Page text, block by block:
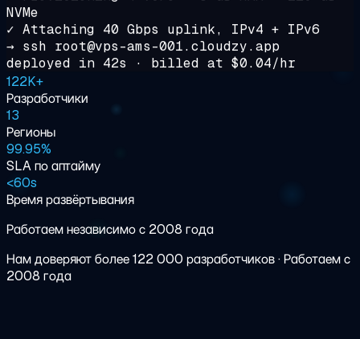
NVMe
✓ Attaching 40 Gbps uplink, IPv4 + IPv6
→ ssh root@vps-ams-001.cloudzy.app
deployed in 42s · billed at $0.04/hr
122K+
Разработчики
13
Регионы
99.95%
SLA по аптайму
<60s
Время развёртывания
Работаем независимо с 2008 года
Нам доверяют более 122 000 разработчиков·Работаем с
2008 года